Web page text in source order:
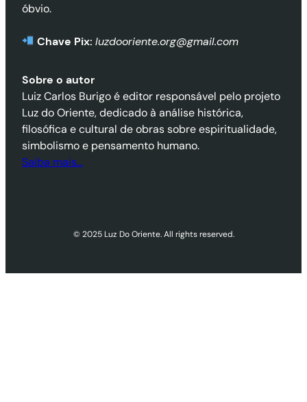
óbvio.
Chave Pix: luzdooriente.org@gmail.com
Sobre o autor
Luiz Carlos Burigo é editor responsável pelo projeto
Luz do Oriente, dedicado à análise histórica,
filosófica e cultural de obras sobre espiritualidade,
simbolismo e pensamento humano.
Saiba mais…
© 2025 Luz Do Oriente. All rights reserved.